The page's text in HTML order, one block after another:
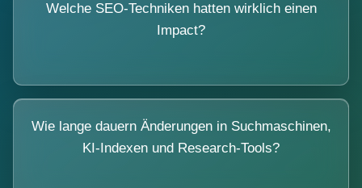
Welche SEO-Techniken hatten wirklich einen
Impact?
Wie lange dauern Änderungen in Suchmaschinen,
KI-Indexen und Research-Tools?